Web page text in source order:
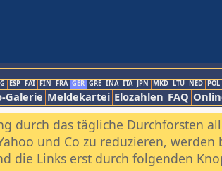
ESP FAI FIN FRA GER GRE INA ITA JPN MKD LTU NED POL
Galerie Meldekartei Elozahlen FAQ
durch das tägliche Durchforsten
und Co zu reduzieren,
die Links erst durch folgenden